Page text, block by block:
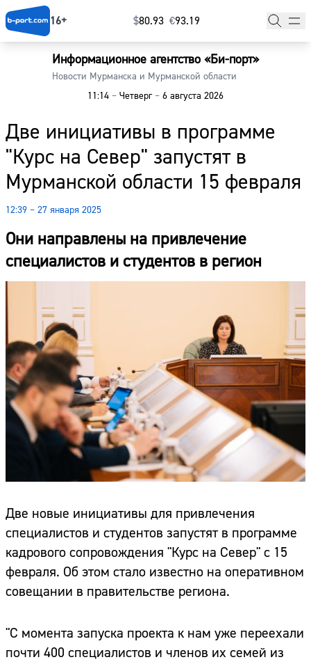
16+ $⁠80.93 €⁠93.19
Информационное агентство «Би-порт»
Новости Мурманска и Мурманской области
11:14 – Четверг – 6 августа 2026
Две инициативы в программе
"Курс на Север" запустят в
Мурманской области 15 февраля
12:39 – 27 января 2025
Они направлены на привлечение
специалистов и студентов в регион
Две новые инициативы для привлечения
специалистов и студентов запустят в программе
кадрового сопровождения "Курс на Север" с 15
февраля. Об этом стало известно на оперативном
совещании в правительстве региона.
"С момента запуска проекта к нам уже переехали
почти 400 специалистов и членов их семей из
Главная
Наши гости
Фоторепортажи
Погода
Курсы валют